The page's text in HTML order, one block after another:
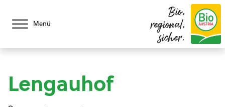
Menü
Bio,
regional,
sicher.
Lengauhof